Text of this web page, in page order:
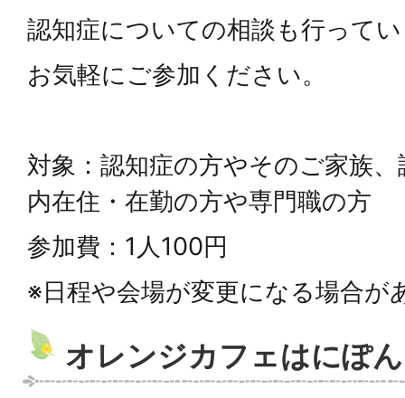
認知症についての相談も行って
お気軽にご参加ください。
対象：認知症の方やそのご家族
内在住・在勤の方や専門職の方
参加費：1人100円
※日程や会場が変更になる場合が
オレンジカフェはにぽん